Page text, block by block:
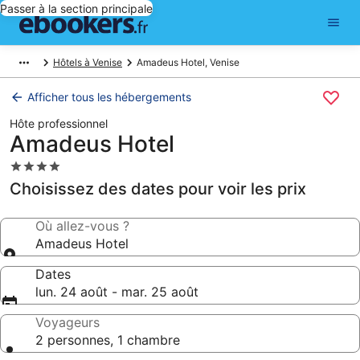
Passer à la section principale
Hôtels à Venise Amadeus Hotel, Venise
Afficher tous les hébergements
Hôte professionnel
Amadeus Hotel
Hébergement
4.0 étoiles
Choisissez des dates pour voir les prix
Où allez-vous ?
Amadeus Hotel
Dates
lun. 24 août - mar. 25 août
Voyageurs
2 personnes, 1 chambre